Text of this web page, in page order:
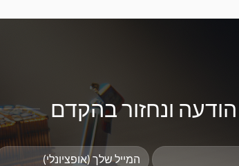
הודעה ונחזור בהקדם